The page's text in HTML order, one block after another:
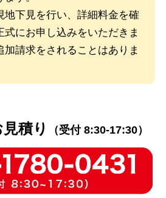
地下見を行い、詳細料金を確
式にお申し込みをいただきま
請求をされることはありま
積り （受付 8:30-17:30）